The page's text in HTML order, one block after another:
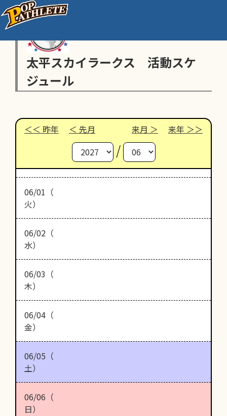
太平スカイラークス 活動スケ
ジュール
昨年 先月 来月 来年
/
06/01（
火）
06/02（
水）
06/03（
木）
06/04（
金）
06/05（
土）
06/06（
日）